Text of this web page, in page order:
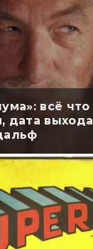
всё что
дата